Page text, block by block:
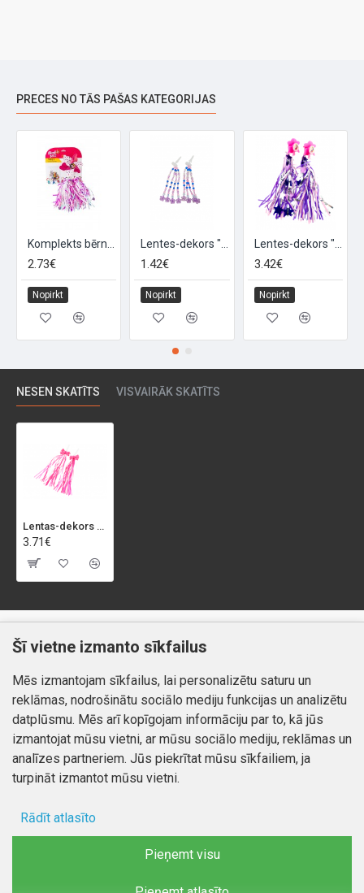
PRECES NO TĀS PAŠAS KATEGORIJAS
2.73€
Nopirkt
1.42€
Nopirkt
3.42€
Nopirkt
NESEN SKATĪTS VISVAIRĀK SKATĪTS
Lentas-dekors "BOW TIE", 2gab, rozā/baltas
3.71€
Klientiem
Kontakti
Preču atgriešana
Mans profils
Mans profils
Pasūtījumi
Piegāde un apmaksa
Atteikuma tiesības
Privātuma politika
Kontakti
Autortiesības © 2026, www.autobode.lv, Visas tiesības
Šī vietne izmanto sīkfailus
Mēs izmantojam sīkfailus, lai personalizētu saturu un
reklāmas, nodrošinātu sociālo mediju funkcijas un analizētu
datplūsmu. Mēs arī kopīgojam informāciju par to, kā jūs
izmantojat mūsu vietni, ar mūsu sociālo mediju, reklāmas un
analīzes partneriem. Jūs piekrītat mūsu sīkfailiem, ja
turpināt izmantot mūsu vietni.
Rādīt atlasīto
Pieņemt visu